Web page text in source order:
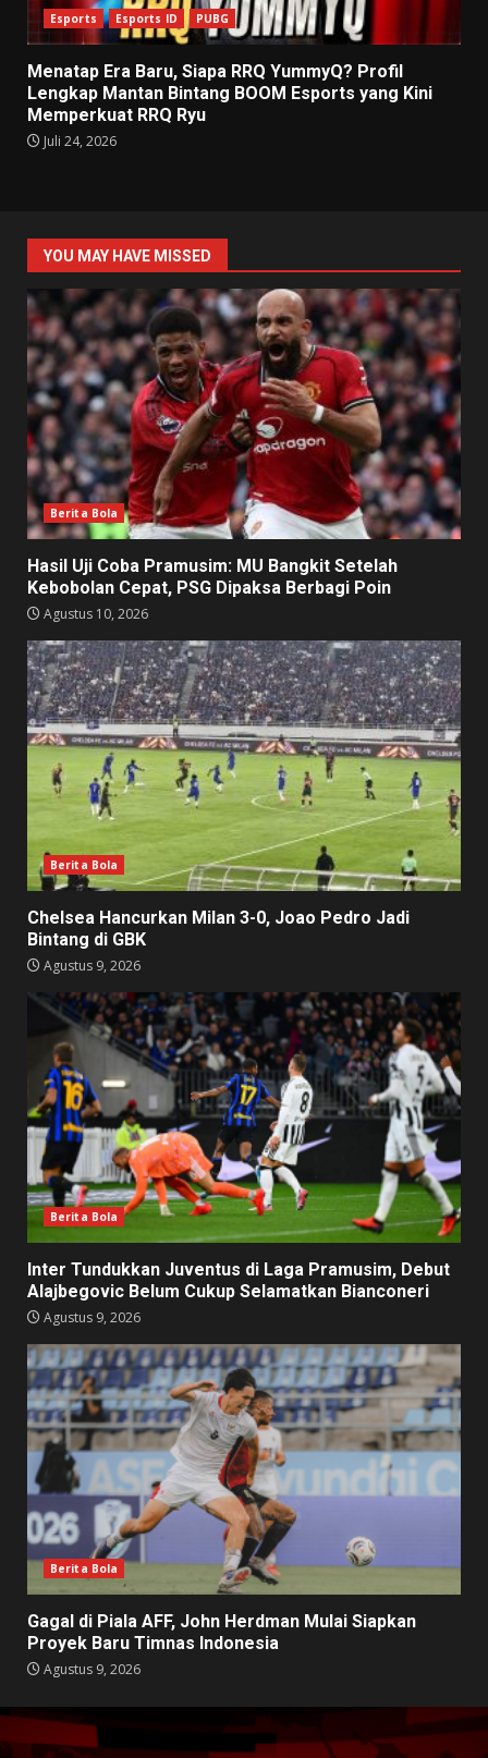
Esports Esports ID PUBG
Menatap Era Baru, Siapa RRQ YummyQ? Profil
Lengkap Mantan Bintang BOOM Esports yang Kini
Memperkuat RRQ Ryu
Juli 24, 2026
YOU MAY HAVE MISSED
Berita Bola
Hasil Uji Coba Pramusim: MU Bangkit Setelah
Kebobolan Cepat, PSG Dipaksa Berbagi Poin
Agustus 10, 2026
Berita Bola
Chelsea Hancurkan Milan 3-0, Joao Pedro Jadi
Bintang di GBK
Agustus 9, 2026
Berita Bola
Inter Tundukkan Juventus di Laga Pramusim, Debut
Alajbegovic Belum Cukup Selamatkan Bianconeri
Agustus 9, 2026
Berita Bola
Gagal di Piala AFF, John Herdman Mulai Siapkan
Proyek Baru Timnas Indonesia
Agustus 9, 2026